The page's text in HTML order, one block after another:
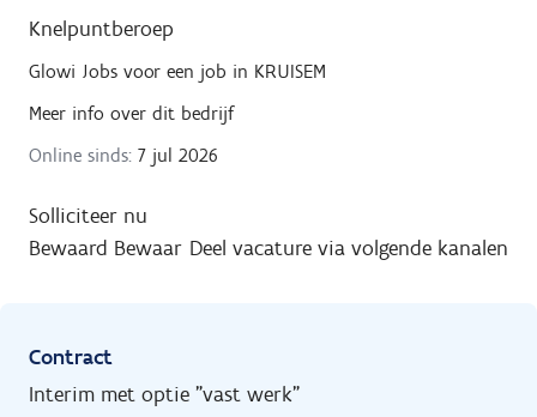
Knelpuntberoep
Glowi Jobs voor een job in KRUISEM
Meer info over dit bedrijf
Online sinds: 7 jul 2026
Solliciteer nu
Bewaard Bewaar Deel vacature via volgende kanalen
Contract
Interim met optie "vast werk"